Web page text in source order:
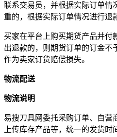
联系交易员，并根据实际订单情
重的，根据实际订单情况进行退
买家在平台上购买期货产品并付
出退款的，则期货订单的订金不
作为卖家订货赔偿损失。
物流配送
物流说明
易搜刀具网委托采购订单、自营
上传库存产品等，统一的发货时